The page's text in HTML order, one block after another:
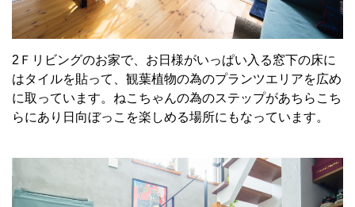
2Ｆリビングのお家で、お日様がいっぱい入る窓下の床に
はタイルを貼って、観葉植物の為のプランツエリアを広め
に取っています。ねこちゃんの為のステップがあちらこち
らにあり日向ぼっこを楽しめる場所にもなっています。